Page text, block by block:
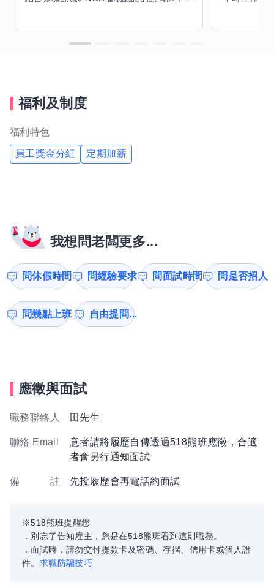
福利及制度
福利特色
員工獎金分紅 定期加薪
我想問老闆更多...
問休假時間 問經驗要求 問面試時間 問是否招人
問幾點上班 自由提問...
應徵與面試
職務聯絡人 田先生
聯絡 Email
意者請將履歷自傳透過518熊班應徵，合適
者會另行通知面試
備 註 先投履歷會再電話約面試
※518熊班提醒您
．別忘了告知雇主，您是在518熊班看到這則職務。
．面試時，請勿交付提款卡及密碼、存摺、信用卡或個人證
件。 求職防騙技巧